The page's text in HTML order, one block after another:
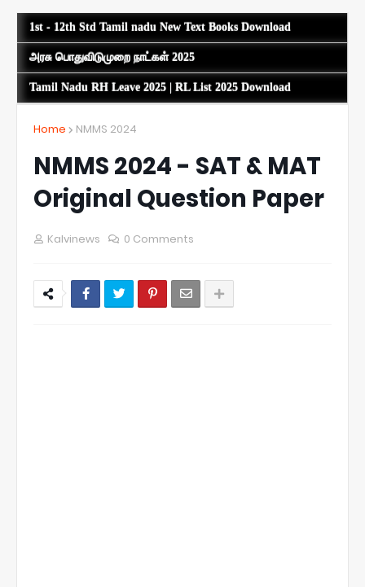
1st - 12th Std Tamil nadu New Text Books Download
அரசு பொதுவிடுமுறை நாட்கள் 2025
Tamil Nadu RH Leave 2025 | RL List 2025 Download
Home NMMS 2024
NMMS 2024 - SAT & MAT
Original Question Paper
Kalvinews 0 Comments